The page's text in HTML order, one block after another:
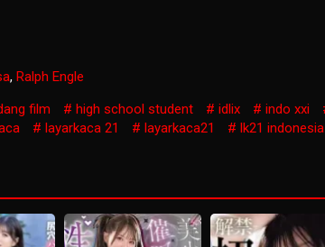
, Ralph Engle
film high school student idlix indo xxi
layarkaca 21 layarkaca21 lk21 indonesia